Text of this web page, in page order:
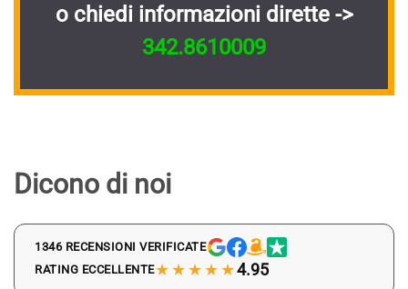
o chiedi informazioni dirette ->
342.8610009
Dicono di noi
1346 RECENSIONI VERIFICATE
RATING ECCELLENTE★★★★★4.95